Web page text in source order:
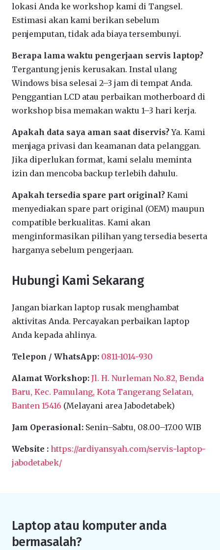
lokasi Anda ke workshop kami di Tangsel.
Estimasi akan kami berikan sebelum
penjemputan, tidak ada biaya tersembunyi.
Berapa lama waktu pengerjaan servis laptop?
Tergantung jenis kerusakan. Instal ulang
Windows bisa selesai 2–3 jam di tempat Anda.
Penggantian LCD atau perbaikan motherboard di
workshop bisa memakan waktu 1–3 hari kerja.
Apakah data saya aman saat diservis?Ya. Kami
menjaga privasi dan keamanan data pelanggan.
Jika diperlukan format, kami selalu meminta
izin dan mencoba backup terlebih dahulu.
Apakah tersedia spare part original? Kami
menyediakan spare part original (OEM) maupun
compatible berkualitas. Kami akan
menginformasikan pilihan yang tersedia beserta
harganya sebelum pengerjaan.
Hubungi Kami Sekarang
Jangan biarkan laptop rusak menghambat
aktivitas Anda. Percayakan perbaikan laptop
Anda kepada ahlinya.
Telepon / WhatsApp: 0811-1014-930
Alamat Workshop: Jl. H. Nurleman No.82, Benda
Baru, Kec. Pamulang, Kota Tangerang Selatan,
Banten 15416 (Melayani area Jabodetabek)
Jam Operasional: Senin–Sabtu, 08.00–17.00 WIB
Website : https://ardiyansyah.com/servis-laptop-
jabodetabek/
Laptop atau komputer anda
bermasalah?